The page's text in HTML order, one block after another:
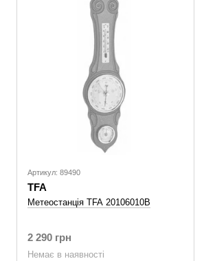
Артикул: 89490
TFA
Метеостанція TFA 20106010B
2 290 грн
Немає в наявності